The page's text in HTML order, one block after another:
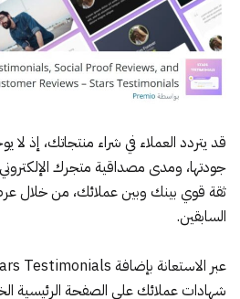
قد يتردد العملاء في شراء منتجاتك، إذ
جودتها، ومدى مصداقية متجرك
ثقة قوي بينك وبين عملائك، من خلال
السابقين.
عبر الاستعانة بإضافة Stars Testimonials
شهادات عملائك على الصفحة الرئيسية